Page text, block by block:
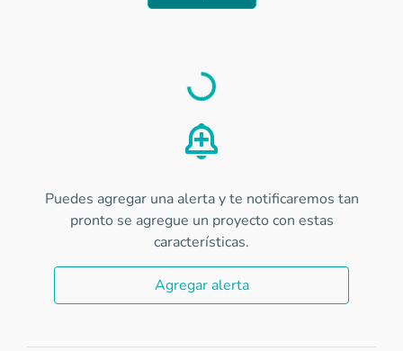
Load
Puedes agregar una alerta y te notificaremos tan
pronto se agregue un proyecto con estas
características.
Agregar alerta